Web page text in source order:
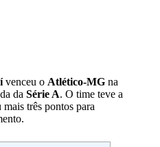
venceu o Atlético-MG na
da Série A. O time teve a
mais três pontos para